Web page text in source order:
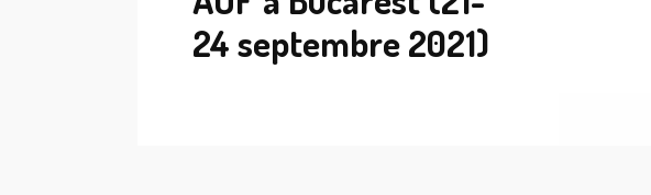
24 septembre 2021)